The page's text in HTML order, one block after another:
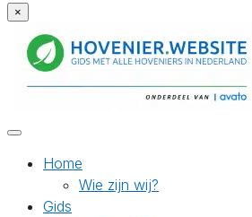
×
Home
Wie zijn wij?
Gids